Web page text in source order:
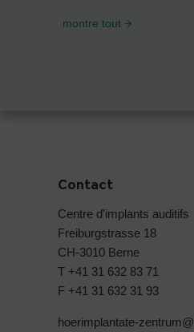
montre tout
Contact
Centre d'implants auditifs
Freiburgstrasse 18
CH-3010 Berne
T +41 31 632 83 71
F +41 31 632 31 93
hoerimplantate-zentrum@